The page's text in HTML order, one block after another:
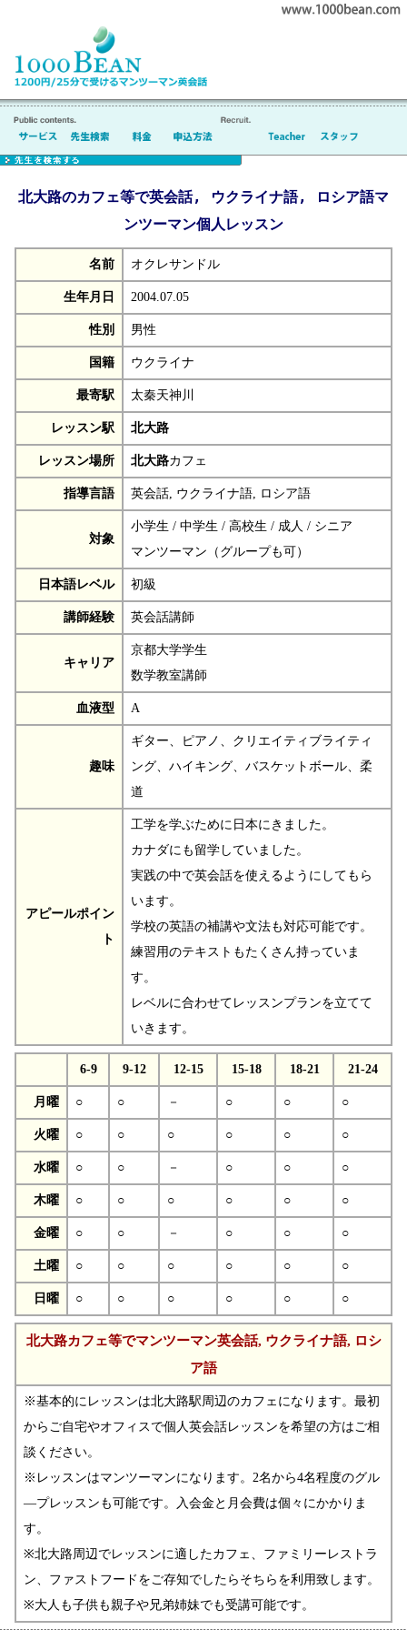
北大路のカフェ等で英会話, ウクライナ語, ロシア語マ
ンツーマン個人レッスン
名前 オクレサンドル
生年月日 2004.07.05
性別 男性
国籍 ウクライナ
最寄駅 太秦天神川
レッスン駅 北大路
レッスン場所 北大路カフェ
指導言語 英会話, ウクライナ語, ロシア語
対象
小学生 / 中学生 / 高校生 / 成人 / シニア
マンツーマン（グループも可）
日本語レベル 初級
講師経験 英会話講師
キャリア
京都大学学生
数学教室講師
血液型 A
趣味
ギター、ピアノ、クリエイティブライティ
ング、ハイキング、バスケットボール、柔
道
アピールポイン
ト
工学を学ぶために日本にきました。
カナダにも留学していました。
実践の中で英会話を使えるようにしてもら
います。
学校の英語の補講や文法も対応可能です。
練習用のテキストもたくさん持っていま
す。
レベルに合わせてレッスンプランを立てて
いきます。
6-9 9-12 12-15 15-18 18-21 21-24
月曜 ○ ○ － ○ ○ ○
火曜 ○ ○ ○ ○ ○ ○
水曜 ○ ○ － ○ ○ ○
木曜 ○ ○ ○ ○ ○ ○
金曜 ○ ○ － ○ ○ ○
土曜 ○ ○ ○ ○ ○ ○
日曜 ○ ○ ○ ○ ○ ○
北大路カフェ等でマンツーマン英会話, ウクライナ語, ロシ
ア語
※基本的にレッスンは北大路駅周辺のカフェになります。最初
からご自宅やオフィスで個人英会話レッスンを希望の方はご相
談ください。
※レッスンはマンツーマンになります。2名から4名程度のグル
―プレッスンも可能です。入会金と月会費は個々にかかりま
す。
※北大路周辺でレッスンに適したカフェ、ファミリーレストラ
ン、ファストフードをご存知でしたらそちらを利用致します。
※大人も子供も親子や兄弟姉妹でも受講可能です。